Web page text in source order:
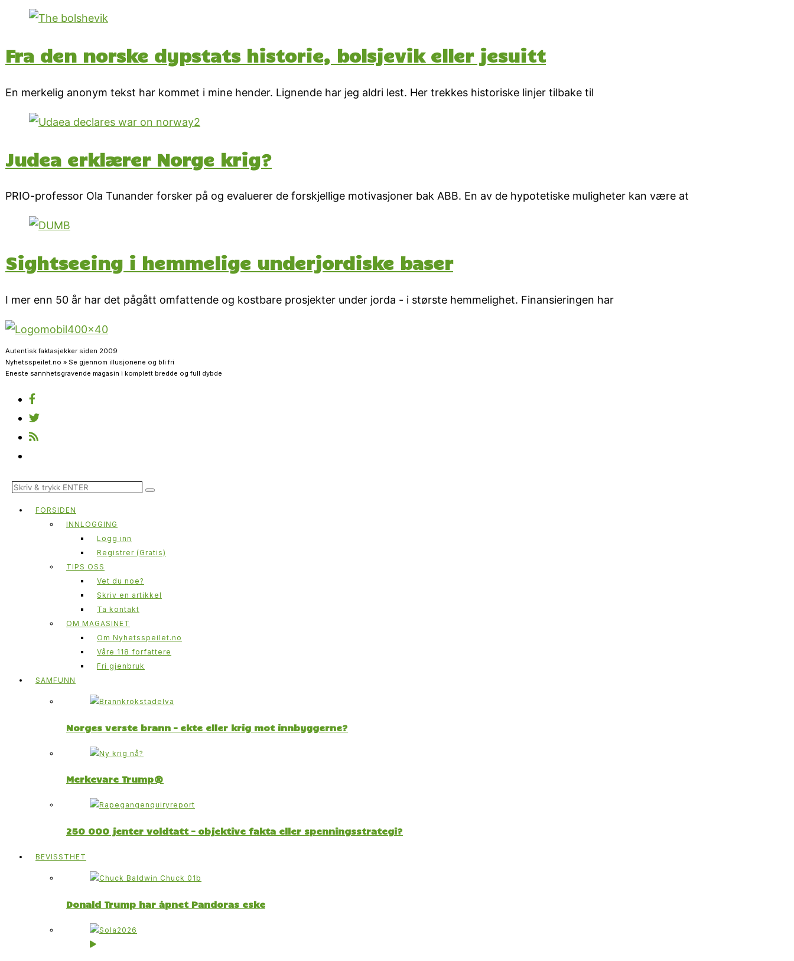
Fra den norske dypstats historie, bolsjevik eller jesuitt
En merkelig anonym tekst har kommet i mine hender. Lignende har jeg aldri lest. Her trekkes historiske linjer tilbake til
Judea erklærer Norge krig?
PRIO-professor Ola Tunander forsker på og evaluerer de forskjellige motivasjoner bak ABB. En av de hypotetiske muligheter kan være at
Sightseeing i hemmelige underjordiske baser
I mer enn 50 år har det pågått omfattende og kostbare prosjekter under jorda - i største hemmelighet. Finansieringen har
Autentisk faktasjekker siden 2009
Nyhetsspeilet.no » Se gjennom illusjonene og bli fri
Eneste sannhetsgravende magasin i komplett bredde og full dybde
FORSIDEN
INNLOGGING
Logg inn
Registrer (Gratis)
TIPS OSS
Vet du noe?
Skriv en artikkel
Ta kontakt
OM MAGASINET
Om Nyhetsspeilet.no
Våre 118 forfattere
Fri gjenbruk
SAMFUNN
Norges verste brann – ekte eller krig mot innbyggerne?
Merkevare Trump®
250 000 jenter voldtatt – objektive fakta eller spenningsstrategi?
BEVISSTHET
Donald Trump har åpnet Pandoras eske